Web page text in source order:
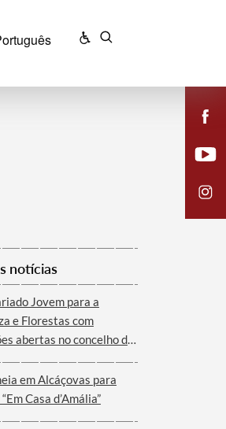
notícias
Jovem para a
e Florestas com
abertas no concelho de
em Alcáçovas para
Casa d’Amália”